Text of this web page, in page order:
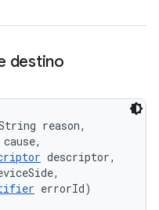
destino
reason,
descriptor,
errorId)